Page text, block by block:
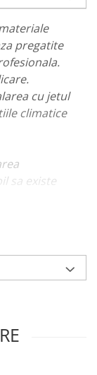
pregatite
cu jetul
climatice
sa existe
a vizualiza